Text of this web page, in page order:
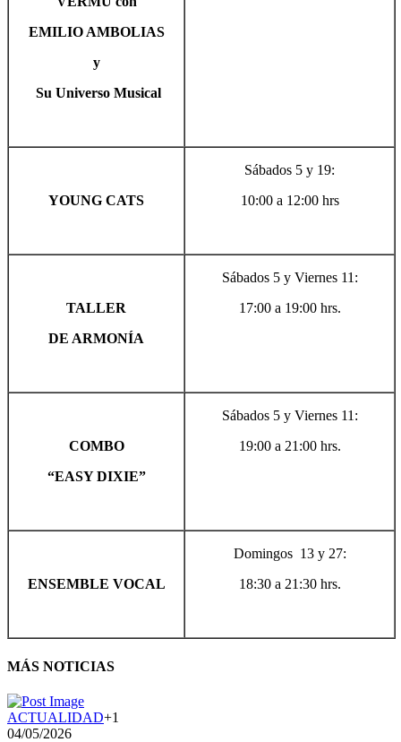
EMILIO AMBOLIAS
y
Su Universo Musical
YOUNG CATS
Sábados 5 y 19:
10:00 a 12:00 hrs
TALLER
DE ARMONÍA
Sábados 5 y Viernes 11:
17:00 a 19:00 hrs.
COMBO
“EASY DIXIE”
Sábados 5 y Viernes 11:
19:00 a 21:00 hrs.
ENSEMBLE VOCAL
Domingos 13 y 27:
18:30 a 21:30 hrs.
MÁS NOTICIAS
ACTUALIDAD+1
04/05/2026